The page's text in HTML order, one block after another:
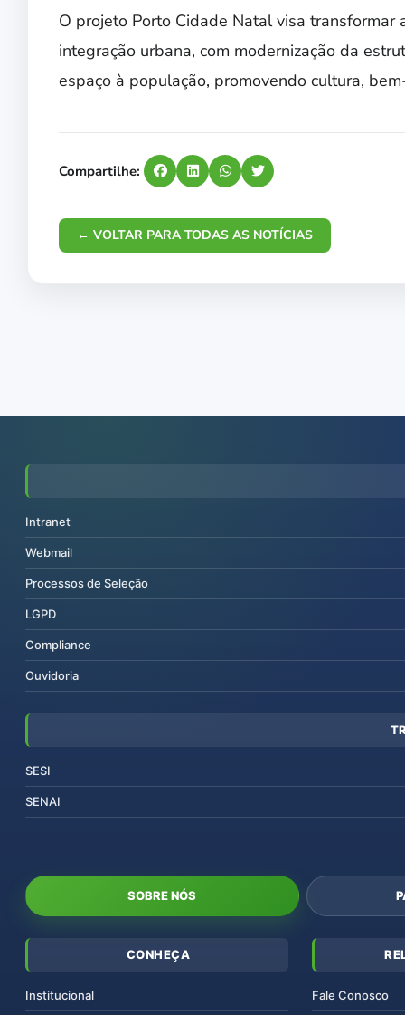
O projeto Porto Cidade Natal visa
integração urbana, com modernização da
espaço à população, promovendo cultura,
Compartilhe:
← VOLTAR PARA TODAS AS NOTÍCIAS
Intranet
Webmail
Processos de Seleção
LGPD
Compliance
Ouvidoria
SESI
SENAI
SOBRE NÓS
CONHEÇA
Institucional Fale Conosco